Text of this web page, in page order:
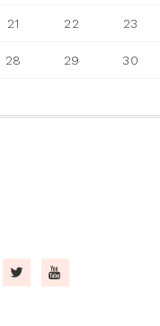
21 22 23
28 29 30
 